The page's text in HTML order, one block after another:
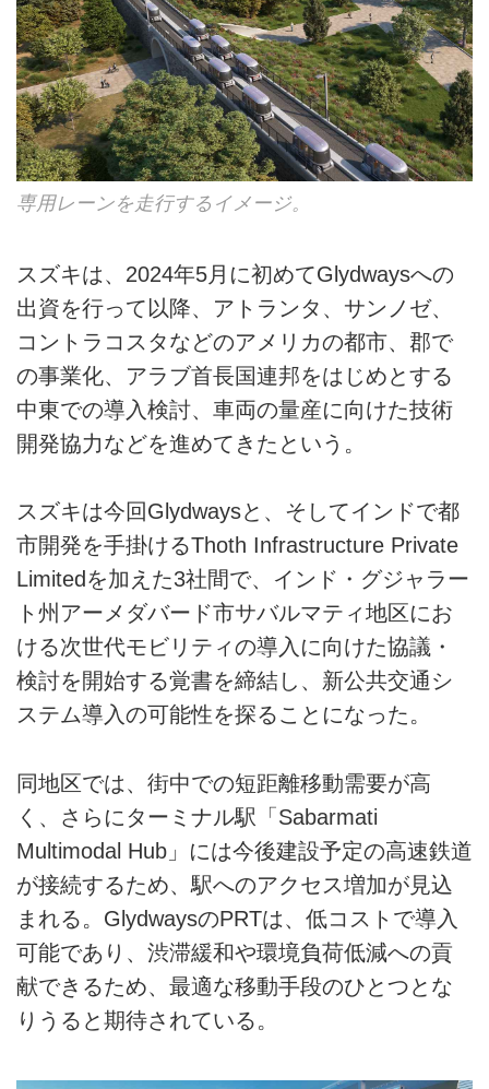
専用レーンを走行するイメージ。
スズキは、2024年5月に初めてGlydwaysへの
出資を行って以降、アトランタ、サンノゼ、
コントラコスタなどのアメリカの都市、郡で
の事業化、アラブ首長国連邦をはじめとする
中東での導入検討、車両の量産に向けた技術
開発協力などを進めてきたという。
スズキは今回Glydwaysと、そしてインドで都
市開発を手掛けるThoth Infrastructure Private
Limitedを加えた3社間で、インド・グジャラー
ト州アーメダバード市サバルマティ地区にお
ける次世代モビリティの導入に向けた協議・
検討を開始する覚書を締結し、新公共交通シ
ステム導入の可能性を探ることになった。
同地区では、街中での短距離移動需要が高
く、さらにターミナル駅「Sabarmati
Multimodal Hub」には今後建設予定の高速鉄道
が接続するため、駅へのアクセス増加が見込
まれる。GlydwaysのPRTは、低コストで導入
可能であり、渋滞緩和や環境負荷低減への貢
献できるため、最適な移動手段のひとつとな
りうると期待されている。